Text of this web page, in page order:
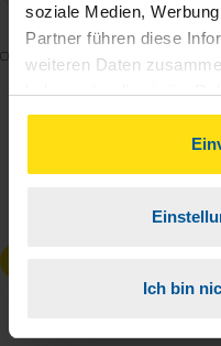
soziale Medien,
Partner führen diese
weiteren Daten
haben oder die sie im
gesammelt haben.
können Sie der
unserer➔
Ich bin
Mit dem Absenden
Bearbeitung meines
Analyse der
Die
Kenntnis